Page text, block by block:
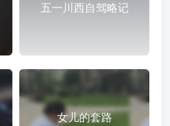
五一川西自驾略记
女儿的套路